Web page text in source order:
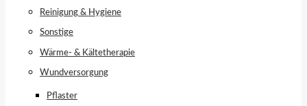
Reinigung & Hygiene
Sonstige
Wärme- & Kältetherapie
Wundversorgung
Pflaster